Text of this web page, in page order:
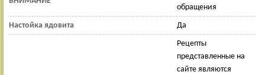
обращения
Настойка ядовита Да
Рецепты
представленные на
сайте являются